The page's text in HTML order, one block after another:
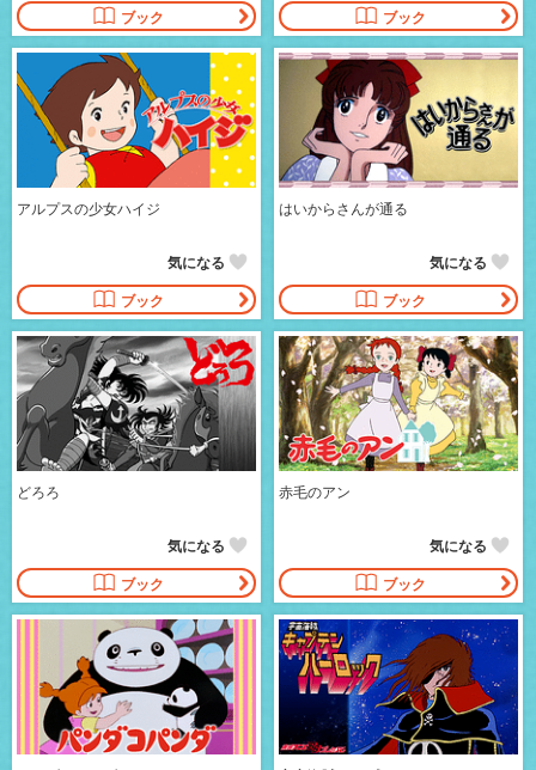
ブック ブック
アルプスの少女ハイジ
ブック
気になる
はいからさんが通る
ブック
気になる
どろろ
ブック
気になる
赤毛のアン
ブック
気になる